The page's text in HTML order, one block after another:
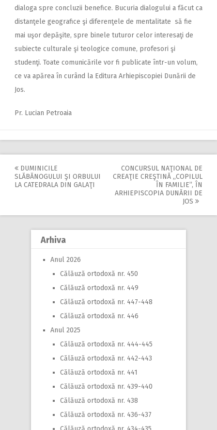
dialoga spre concluzii benefice. Bucuria dialogului a făcut ca
distanţele geografice şi diferenţele de mentalitate să fie
mai uşor depăşite, spre binele tuturor celor interesaţi de
subiecte culturale şi teologice comune, profesori şi
studenţi. Toate comunicările vor fi publicate într-un volum,
ce va apărea în curând la Editura Arhiepiscopiei Dunării de
Jos.
Pr. Lucian Petroaia
Post
DUMINICILE
SLĂBĂNOGULUI ŞI ORBULUI
LA CATEDRALA DIN GALAŢI
CONCURSUL NAŢIONAL DE
CREAŢIE CREŞTINĂ ,,COPILUL
ÎN FAMILIE”, ÎN
ARHIEPISCOPIA DUNĂRII DE
JOS
Arhiva
Anul 2026
Călăuză ortodoxă nr. 450
Călăuză ortodoxă nr. 449
Călăuză ortodoxă nr. 447-448
Călăuză ortodoxă nr. 446
Anul 2025
Călăuză ortodoxă nr. 444-445
Călăuză ortodoxă nr. 442-443
Călăuză ortodoxă nr. 441
Călăuză ortodoxă nr. 439-440
Călăuză ortodoxă nr. 438
Călăuză ortodoxă nr. 436-437